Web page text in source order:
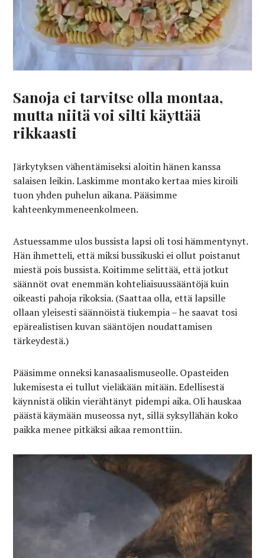
Sanoja ei tarvitse olla montaa,
mutta niitä voi silti käyttää
rikkaasti
Järkytyksen vähentämiseksi aloitin hänen kanssa
salaisen leikin. Laskimme montako kertaa mies kiroili
tuon yhden puhelun aikana. Pääsimme
kahteenkymmeneenkolmeen.
Astuessamme ulos bussista lapsi oli tosi hämmentynyt.
Hän ihmetteli, että miksi bussikuski ei ollut poistanut
miestä pois bussista. Koitimme selittää, että jotkut
säännöt ovat enemmän kohteliaisuussääntöjä kuin
oikeasti pahoja rikoksia. (Saattaa olla, että lapsille
ollaan yleisesti säännöistä tiukempia – he saavat tosi
epärealistisen kuvan sääntöjen noudattamisen
tärkeydestä.)
Pääsimme onneksi kanasaalismuseolle. Opasteiden
lukemisesta ei tullut vieläkään mitään. Edellisestä
käynnistä olikin vierähtänyt pidempi aika. Oli hauskaa
päästä käymään museossa nyt, sillä syksyllähän koko
paikka menee pitkäksi aikaa remonttiin.